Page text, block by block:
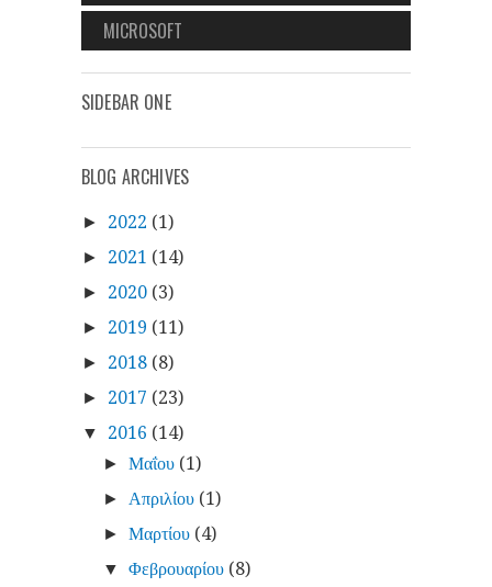
MICROSOFT
SIDEBAR ONE
BLOG ARCHIVES
► 2022 (1)
► 2021 (14)
► 2020 (3)
► 2019 (11)
► 2018 (8)
► 2017 (23)
▼ 2016 (14)
►Μαΐου (1)
► Απριλίου (1)
►Μαρτίου (4)
▼ Φεβρουαρίου (8)